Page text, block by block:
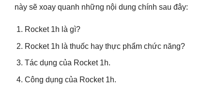
này sẽ xoay quanh những nội dung chính sau đây:
Rocket 1h là gì?
Rocket 1h là thuốc hay thực phẩm chức năng?
Tác dụng của Rocket 1h.
Công dụng của Rocket 1h.